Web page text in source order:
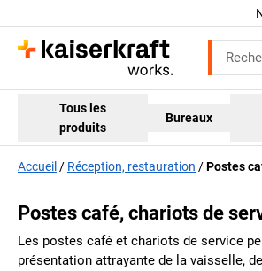
Tous les
produits
Bureaux
Accueil Réception, restauration Postes
Postes café, chariots de
Les postes café et chariots de service
présentation attrayante de la vaisselle,